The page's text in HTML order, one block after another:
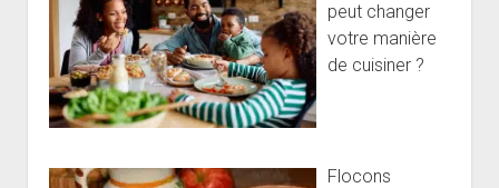
peut changer
votre manière
de cuisiner ?
Flocons